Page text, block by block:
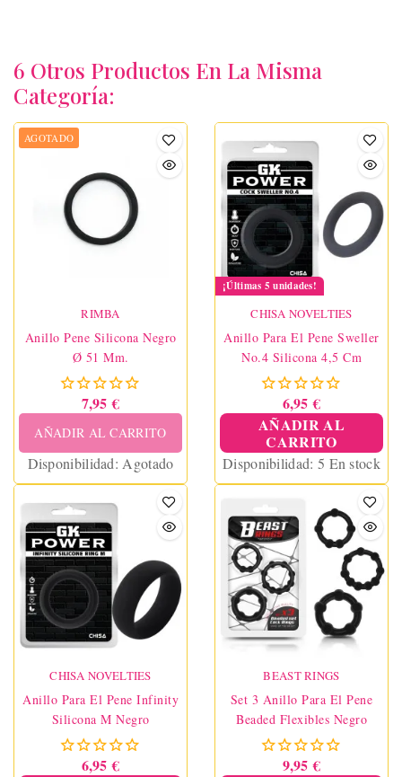
6 Otros Productos En La Misma
Categoría:
AGOTADO
RIMBA
Anillo Pene Silicona Negro
Ø 51 Mm.
7,95 €
AÑADIR AL CARRITO
Disponibilidad: Agotado
¡Últimas 5 unidades!
CHISA NOVELTIES
Anillo Para El Pene Sweller
No.4 Silicona 4,5 Cm
6,95 €
AÑADIR AL
CARRITO
Disponibilidad: 5 En stock
CHISA NOVELTIES
Anillo Para El Pene Infinity
Silicona M Negro
6,95 €
BEAST RINGS
Set 3 Anillo Para El Pene
Beaded Flexibles Negro
9,95 €